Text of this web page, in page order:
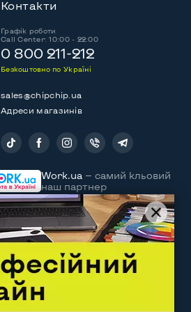
Контакти
Графік роботи
Call Center: 10:00 - 22:00
0 800 211-212
Безкоштовно по Україні
sales@chipchip.ua
Адреси магазинів
Work.ua — самий кльовий
наш партнер